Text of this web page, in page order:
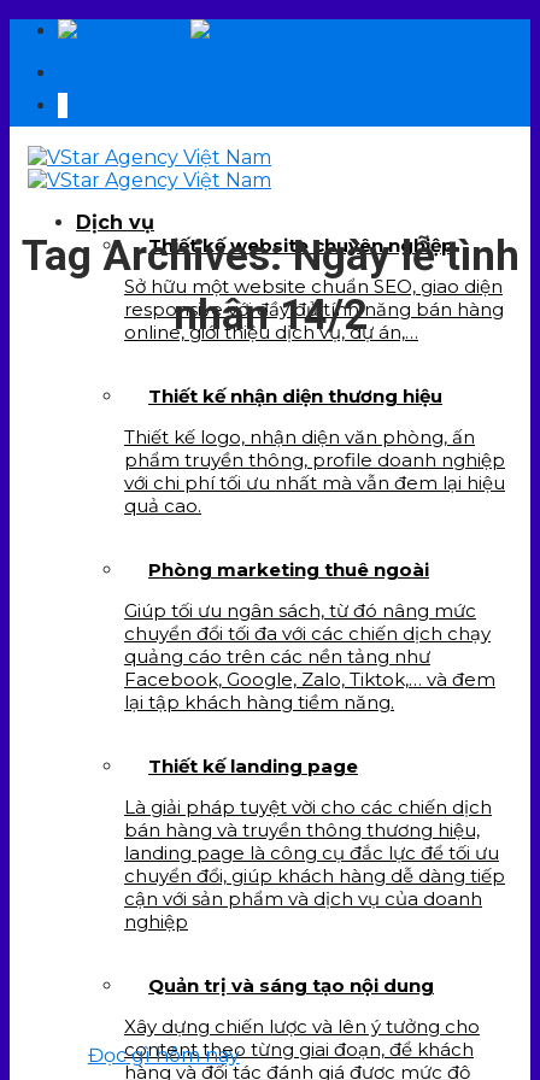
Skip
content
Dịch vụ
Thiết kế website chuyên nghiệp
Sở hữu một website chuẩn SEO, giao diện
responsive với đầy đủ tính năng bán hàng
online, giới thiệu dịch vụ, dự án,…
Thiết kế nhận diện thương hiệu
Thiết kế logo, nhận diện văn phòng, ấn
phẩm truyền thông, profile doanh nghiệp
với chi phí tối ưu nhất mà vẫn đem lại hiệu
quả cao.
Phòng marketing thuê ngoài
Giúp tối ưu ngân sách, từ đó nâng mức
chuyển đổi tối đa với các chiến dịch chạy
quảng cáo trên các nền tảng như
Facebook, Google, Zalo, Tiktok,… và đem
lại tập khách hàng tiềm năng.
Thiết kế landing page
Là giải pháp tuyệt vời cho các chiến dịch
bán hàng và truyền thông thương hiệu,
landing page là công cụ đắc lực để tối ưu
chuyển đổi, giúp khách hàng dễ dàng tiếp
cận với sản phẩm và dịch vụ của doanh
nghiệp
Quản trị và sáng tạo nội dung
Xây dựng chiến lược và lên ý tưởng cho
content theo từng giai đoạn, để khách
hàng và đối tác đánh giá được mức độ
Tag Archives:Ngày lễ tình
nhân 14/2
Đọc gì hôm nay